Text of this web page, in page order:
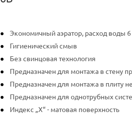
Экономичный аэратор, расход воды
Гигиенический смыв
Без свинцовая технология
Предназначен для монтажа в стену
Предназначен для монтажа в плиту
Предназначен для однотрубных
Индекс „X“ - матовая поверхность